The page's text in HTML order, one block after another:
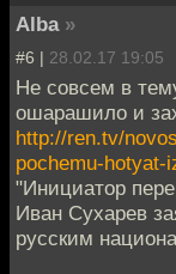
Alba »
#6 | 28.02.17 19:05
Не совсем в
ошарашило и
http://ren.tv/
pochemu-hotyat-
"Инициатор
Иван Сухарев
русским